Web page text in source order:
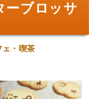
ーブロッサ
ェ・喫茶